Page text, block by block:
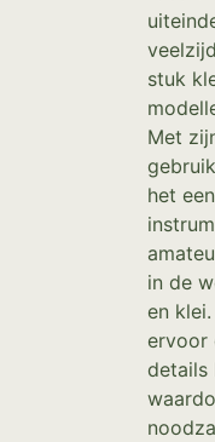
stuk
Met
het
in de
en
ervoor
details